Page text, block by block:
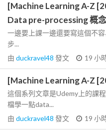
[Machine Learning A-Z
Data pre-processing 概念
一邊要上課一邊還要寫這個不
步...
由 duckravel48 發文 19 小
[Machine Learning A-Z
這個系列文章是Udemy上的課
檔學一點data...
由 duckravel48 發文 19 小